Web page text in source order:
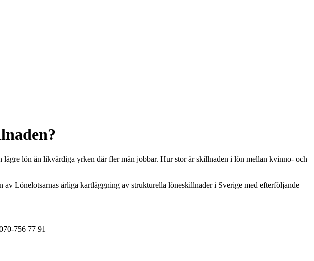
lön än likvärdiga yrken där fler män jobbar. Hur stor är skillnaden i lön mellan kvinno- och
Lönelotsarnas årliga kartläggning av strukturella löneskillnader i Sverige med efterföljande
756 77 91